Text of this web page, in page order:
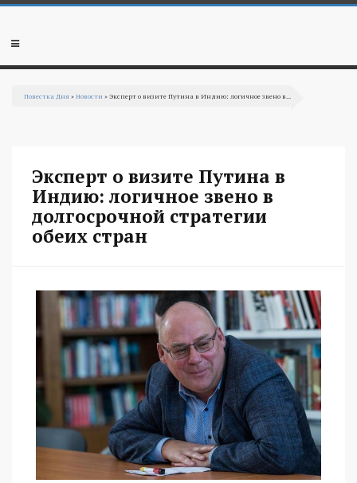
Перейти к основному содержанию
Мобильное
Повестка Дня »Новости » Эксперт о визите Путина в Индию: логичное звено в...
Эксперт о визите Путина в
Индию: логичное звено в
долгосрочной стратегии
обеих стран